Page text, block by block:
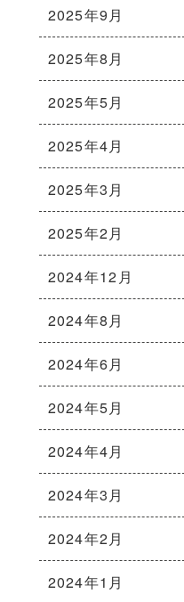
2025年9月
2025年8月
2025年5月
2025年4月
2025年3月
2025年2月
2024年12月
2024年8月
2024年6月
2024年5月
2024年4月
2024年3月
2024年2月
2024年1月